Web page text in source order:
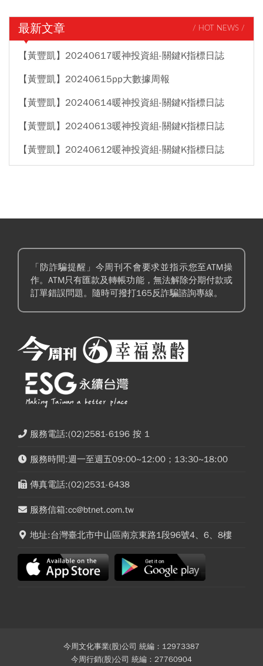
最新文章 / HOT NEWS /
【黃豐凱】20240617暖神投資組-關鍵K指標日誌
【黃豐凱】20240615pp大數據周報
【黃豐凱】20240614暖神投資組-關鍵K指標日誌
【黃豐凱】20240613暖神投資組-關鍵K指標日誌
【黃豐凱】20240612暖神投資組-關鍵K指標日誌
「防詐騙提醒」今周刊不會要求並指示您至ATM操
作。ATM只有匯款及轉帳功能，無法解除分期付款或
訂單錯誤問題。隨時可撥打165反詐騙諮詢專線。
服務電話:(02)2581-6196 按 1
服務時間:週一至週五09:00~12:00；13:30~18:00
傳真電話:(02)2531-6438
服務信箱:cc@btnet.com.tw
地址:台灣臺北市中山區南京東路1段96號4、6、8樓
今周文化事業(股)公司 統編：12973387
今周行銷(股)公司 統編：27760904